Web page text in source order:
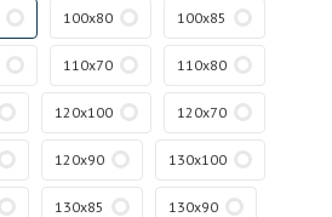
100x80 100x85
110x70 110x80
120x100 120x70
120x90 130x100
130x85 130x90